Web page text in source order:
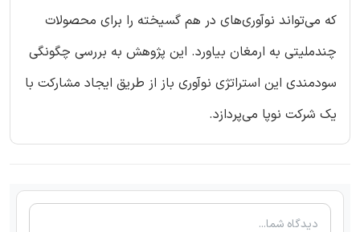
که می‌تواند نوآوری‌های در هم گسیخته را برای محصولات
چندملیتی به ارمغان بیاورد. این پژوهش به بررسی چگونگی
سودمندی این استراتژی نوآوری باز از طریق ایجاد مشارکت با
یک شرکت نوپا می‌پردازد.